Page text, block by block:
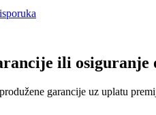
ili
garancije uz uplatu